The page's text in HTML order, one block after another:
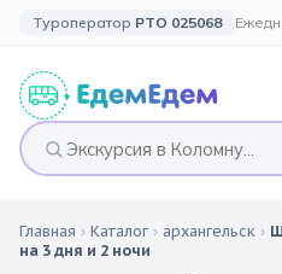
Туроператор РТО 025068
🎉 ПО ПРАЗДНИКАМ
🗓️ ПО ДЛИТЕЛЬНОСТИ
Главная › Каталог › архангельск ›
на 3 дня и 2 ночи